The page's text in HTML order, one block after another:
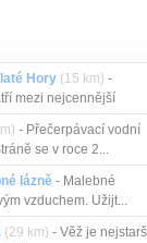
Hory (15 km) -
mezi nejcennější
- Přečerpávací vodní
se v roce 2...
lázně - Malebné
vzduchem. Užijt...
(29 km) - Věž je